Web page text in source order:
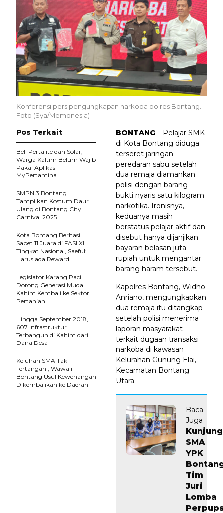
Konferensi pers pengungkapan narkoba polres Bontang.
Foto (Sya/Memonesia)
BONTANG – Pelajar SMK
di Kota Bontang diduga
terseret jaringan
peredaran sabu setelah
dua remaja diamankan
polisi dengan barang
bukti nyaris satu kilogram
narkotika. Ironisnya,
keduanya masih
berstatus pelajar aktif dan
disebut hanya dijanjikan
bayaran belasan juta
rupiah untuk mengantar
barang haram tersebut.
Kapolres Bontang, Widho
Anriano, mengungkapkan
dua remaja itu ditangkap
setelah polisi menerima
laporan masyarakat
terkait dugaan transaksi
narkoba di kawasan
Kelurahan Gunung Elai,
Kecamatan Bontang
Utara.
Baca
Juga
SMA
YPK
Tim
Juri
Lomba
Pos Terkait
Beli Pertalite dan Solar,
Warga Kaltim Belum Wajib
Pakai Aplikasi
MyPertamina
SMPN 3 Bontang
Tampilkan Kostum Daur
Ulang di Bontang City
Carnival 2025
Kota Bontang Berhasil
Sabet 11 Juara di FASI XII
Tingkat Nasional, Saeful:
Harus ada Reward
Legislator Karang Paci
Dorong Generasi Muda
Kaltim Kembali ke Sektor
Pertanian
Hingga September 2018,
607 Infrastruktur
Terbangun di Kaltim dari
Dana Desa
Keluhan SMA Tak
Tertangani, Wawali
Bontang Usul Kewenangan
Dikembalikan ke Daerah